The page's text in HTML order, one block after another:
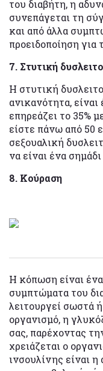
του διαβήτη, η
συνεπάγεται τη
και από άλλα
προειδοποίηση για
7. Στυτική
Η στυτική
ανικανότητα,
επηρεάζει το 35%
είστε πάνω από 50
σεξουαλική
να είναι ένα
8. Κούραση
Η κόπωση είναι
συμπτώματα του
λειτουργεί σωστά
οργανισμό, η
σας, παρέχοντας
χρειάζεται ο
ινσουλίνης είναι